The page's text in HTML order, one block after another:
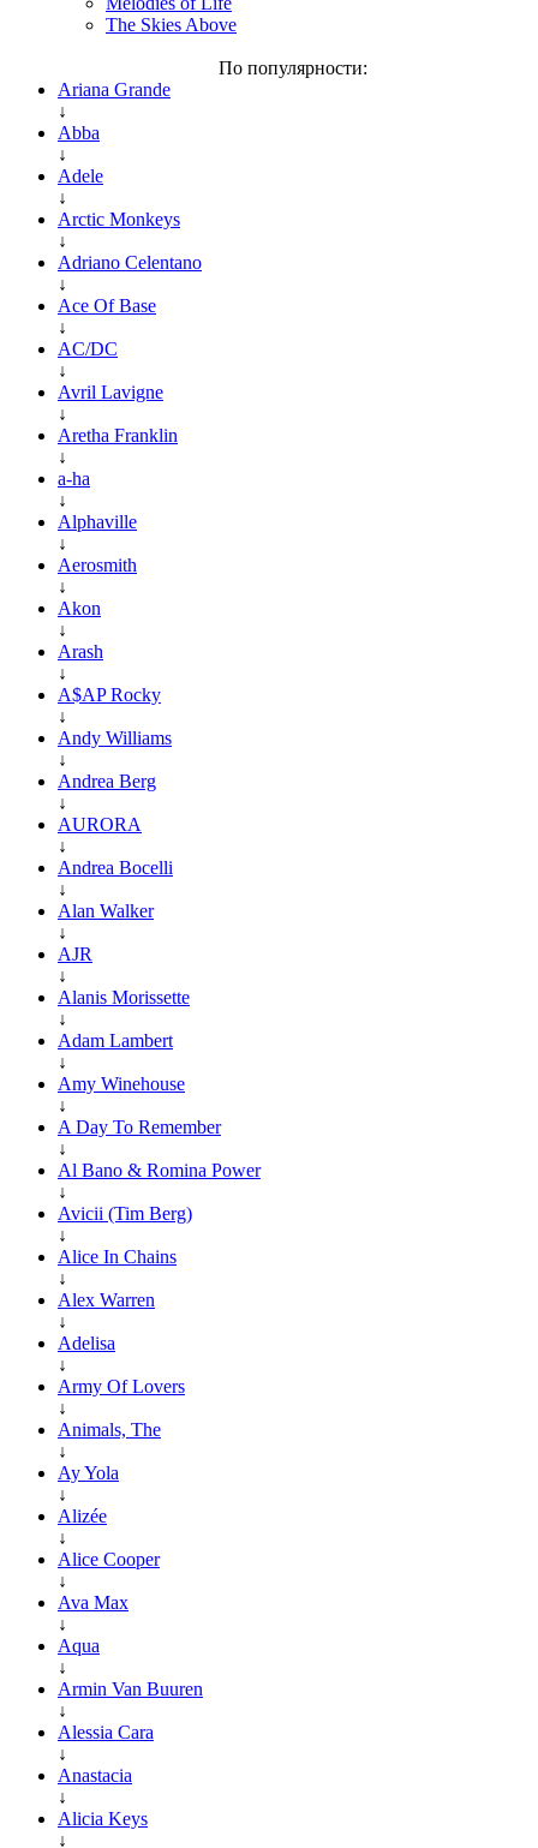
The Skies Above
По популярности:
Ariana Grande
↓
Abba
↓
Adele
↓
Arctic Monkeys
↓
Adriano Celentano
↓
Ace Of Base
↓
AC/DC
↓
Avril Lavigne
↓
Aretha Franklin
↓
a-ha
↓
Alphaville
↓
Aerosmith
↓
Akon
↓
Arash
↓
A$AP Rocky
↓
Andy Williams
↓
Andrea Berg
↓
AURORA
↓
Andrea Bocelli
↓
Alan Walker
↓
AJR
↓
Alanis Morissette
↓
Adam Lambert
↓
Amy Winehouse
↓
A Day To Remember
↓
Al Bano & Romina Power
↓
Avicii (Tim Berg)
↓
Alice In Chains
↓
Alex Warren
↓
Adelisa
↓
Army Of Lovers
↓
Animals, The
↓
Ay Yola
↓
Alizée
↓
Alice Cooper
↓
Ava Max
↓
Aqua
↓
Armin Van Buuren
↓
Alessia Cara
↓
Anastacia
↓
Alicia Keys
↓